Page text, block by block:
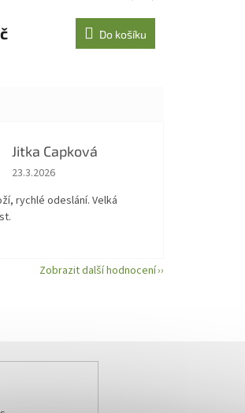
Do košíku
Jitka Capková
Hodnocení obchodu je 5 z 5 hvězdiček.
23.3.2026
rychlé odeslání. Velká
Zobrazit další hodnocení